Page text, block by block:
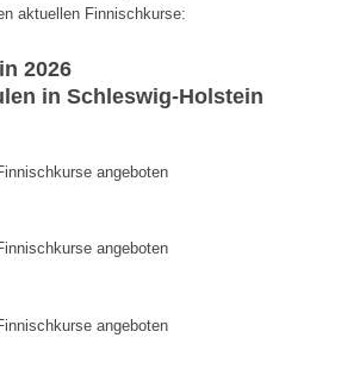
aktuellen Finnischkurse:
2026
in Schleswig-Holstein
angeboten
angeboten
angeboten